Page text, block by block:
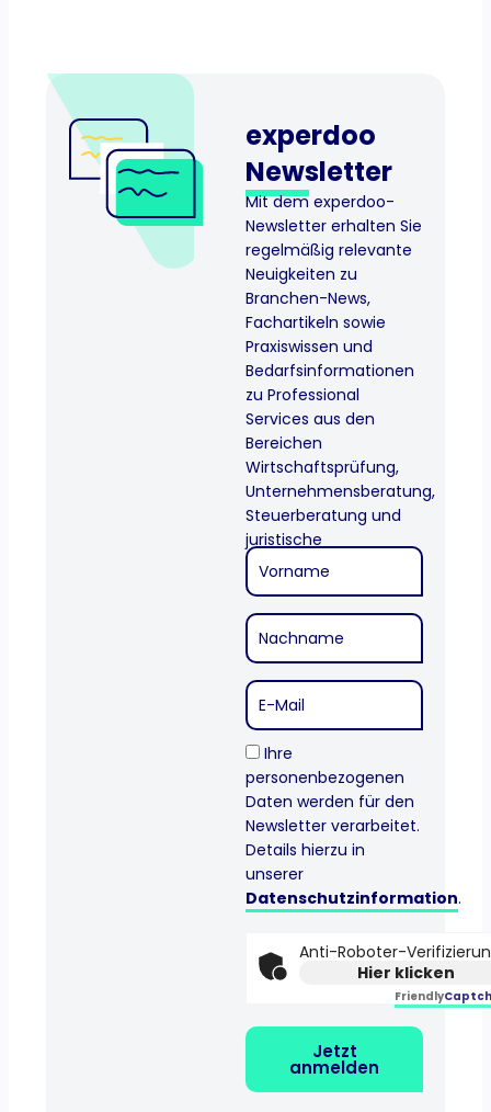
experdoo
Newslette​r
Mit dem experdoo-
Newsletter erhalten Sie
regelmäßig relevante
Neuigkeiten zu
Branchen-News,
Fachartikeln sowie
Praxiswissen und
Bedarfsinformationen
zu Professional
Services aus den
Bereichen
Wirtschaftsprüfung,
Unternehmensberatung,
Steuerberatung und
juristische
Fachexpertise.
Ihre
personenbezogenen
Daten werden für den
Newsletter verarbeitet.
Details hierzu in
unserer
Datenschutzinformation.
Anti-Roboter-
Hier klicken
Friendly